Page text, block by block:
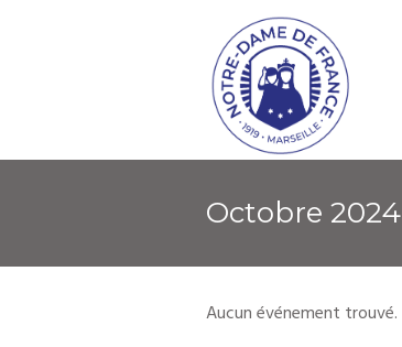
octobre 2024
Aucun événement trouvé.